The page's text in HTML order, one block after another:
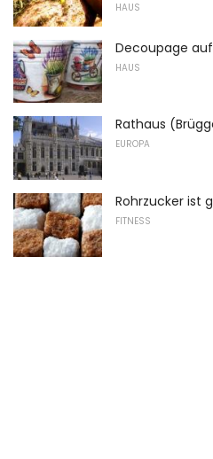
HAUS
Decoupage
HAUS
Rathaus
EUROPA
Rohrzucker ist
FITNESS